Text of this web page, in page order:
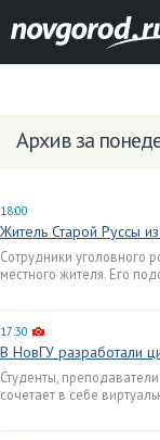
Архив за
18:00
Житель Старой Руссы
Сотрудники уголовного
местного жителя. Его
17:30
В НовГУ разработали
Студенты,
сочетает в себе